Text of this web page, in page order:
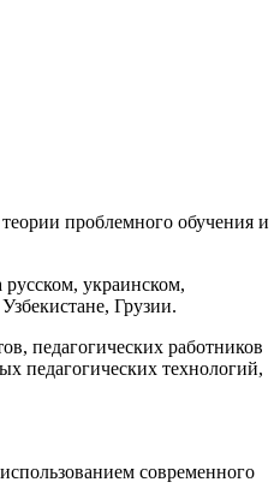
проблемного обучения и
украинском,
Грузии.
педагогических работников
педагогических технологий,
современного